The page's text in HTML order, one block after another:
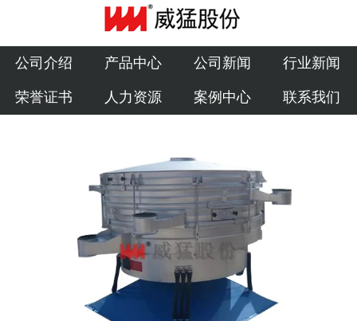
公司介绍
产品中心
公司新闻
荣誉证书
人力资源
案例中心
联系我们
公司介绍 产品中心 公司新闻 行业新闻
荣誉证书 人力资源 案例中心 联系我们